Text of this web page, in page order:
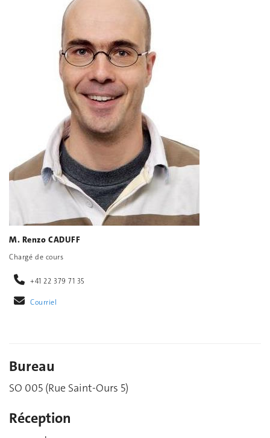
M. Renzo CADUFF
Chargé de cours
+41 22 379 71 35
Courriel
Bureau
SO 005 (Rue Saint-Ours 5)
Réception